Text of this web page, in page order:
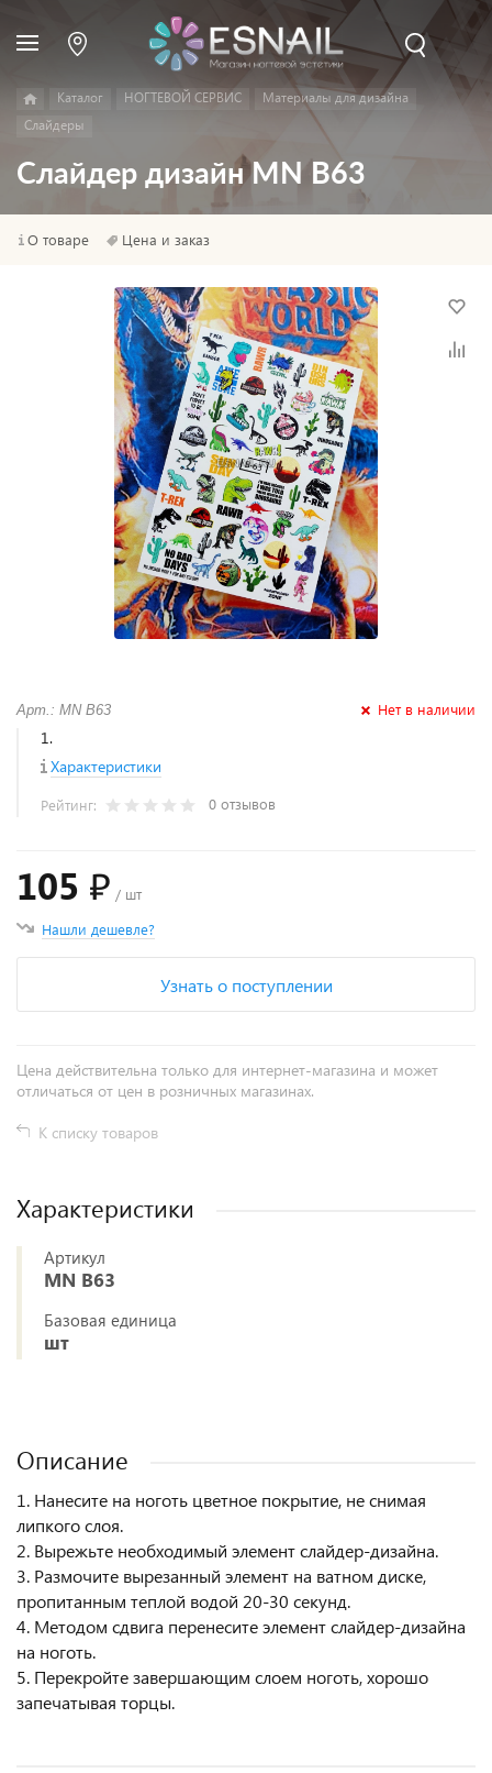
Каталог НОГТЕВОЙ СЕРВИС
Материалы для дизайна
Слайдеры
Слайдер дизайн MN B63
О товаре Цена и заказ
Арт.: MN B63 Нет в наличии
1.
Характеристики
Рейтинг: 0 отзывов
105 ₽ / шт
Нашли дешевле?
Узнать о поступлении
Цена действительна только для интернет-магазина и может
отличаться от цен в розничных магазинах.
К списку товаров
Характеристики
Артикул
MN B63
Базовая единица
шт
Описание
1. Нанесите на ноготь цветное покрытие, не снимая
липкого слоя.
2. Вырежьте необходимый элемент слайдер-дизайна.
3. Размочите вырезанный элемент на ватном диске,
пропитанным теплой водой 20-30 секунд.
4. Методом сдвига перенесите элемент слайдер-дизайна
на ноготь.
5. Перекройте завершающим слоем ноготь, хорошо
запечатывая торцы.